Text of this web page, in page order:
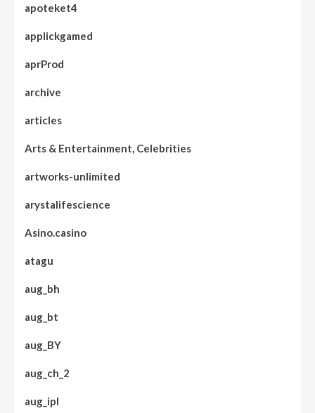
apoteket4
applickgamed
aprProd
archive
articles
Arts & Entertainment, Celebrities
artworks-unlimited
arystalifescience
Asino.casino
atagu
aug_bh
aug_bt
aug_BY
aug_ch_2
aug_ipl